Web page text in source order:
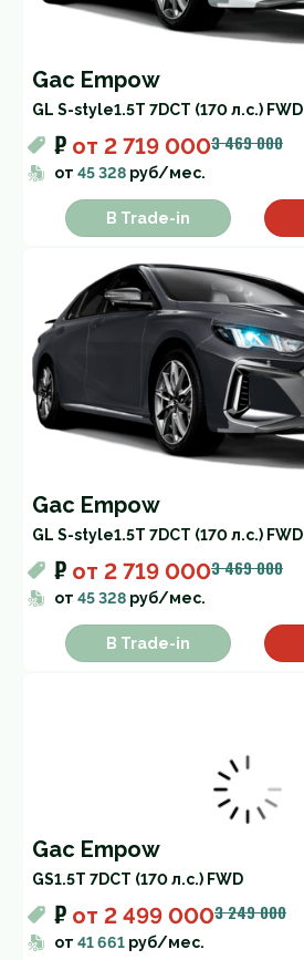
Gac Empow
GL S-style1.5T 7DCT (170 л.с.) FWD
₽ от 2 719 0003 469 000
от 45 328 руб/мес.
В Trade-in
Gac Empow
GL S-style1.5T 7DCT (170 л.с.) FWD
₽ от 2 719 0003 469 000
от 45 328 руб/мес.
В Trade-in
Gac Empow
GS1.5T 7DCT (170 л.с.) FWD
₽ от 2 499 0003 249 000
от 41 661 руб/мес.